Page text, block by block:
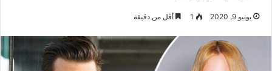
يونيو 9, 2020 1 أقل من دقيقة